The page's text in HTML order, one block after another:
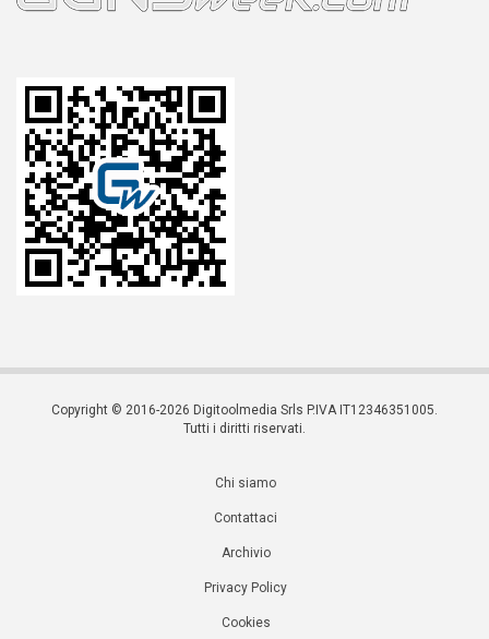
Copyright © 2016-2026 Digitoolmedia Srls P.IVA IT12346351005.
Tutti i diritti riservati.
Chi siamo
Contattaci
Archivio
Privacy Policy
Cookies